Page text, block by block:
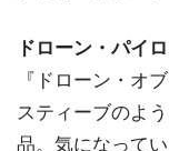
ドローン・パイ
『ドローン・オ
スティーブのよ
品。気になって